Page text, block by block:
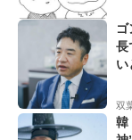
ゴ
長
い
双
韓